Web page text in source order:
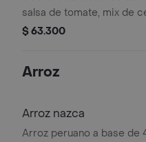
salsa de tomate, mix de
cilantro y zumo de limón;
$ 63.300
Arroz
Arroz nazca
Arroz peruano a base de